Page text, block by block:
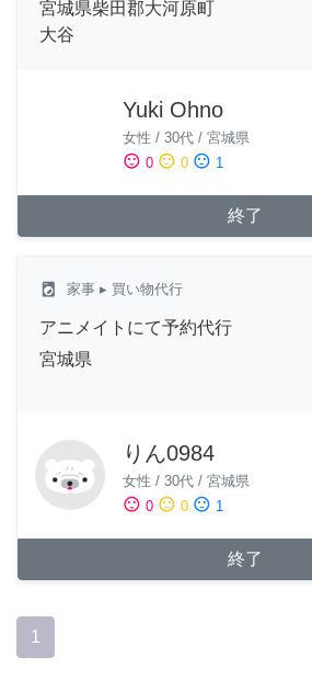
宮城県柴田郡大河原町
大谷
Yuki Ohno
女性 / 30代 / 宮城県
sentiment_satisfied 0 sentiment_neutral 0 sentiment_dissatisfied 1
終了
local_laundry_service 家事 ▸ 買い物代行
アニメイトにて予約代行
宮城県
りん0984
女性 / 30代 / 宮城県
sentiment_satisfied 0 sentiment_neutral 0 sentiment_dissatisfied 1
終了
1